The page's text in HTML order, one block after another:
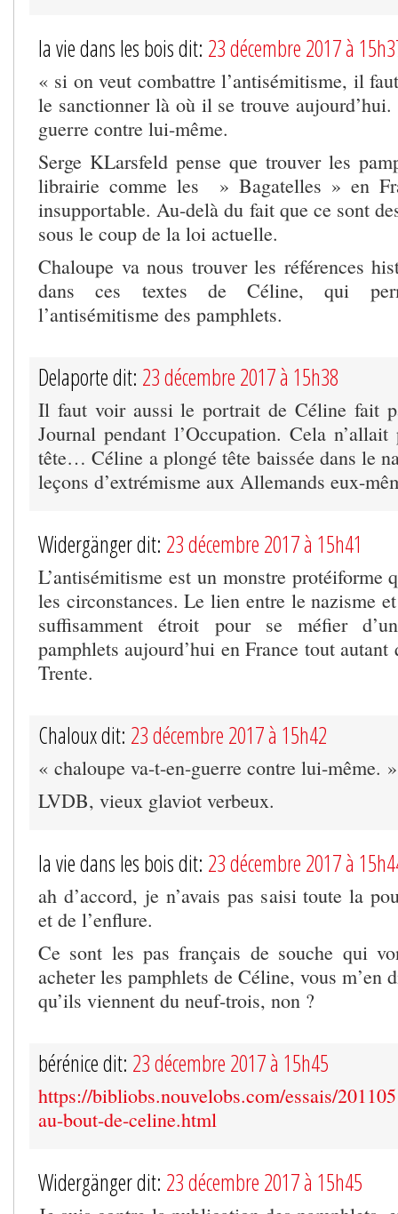
la vie dans les bois dit: 23 décembre 2017 à
« si on veut combattre l’antisémitisme, il
le sanctionner là où il se trouve
guerre contre lui-même.
Serge KLarsfeld pense que trouver les
librairie comme les » Bagatelles » en
insupportable. Au-delà du fait que ce sont
sous le coup de la loi actuelle.
Chaloupe va nous trouver les références
dans ces textes de Céline, qui
l’antisémitisme des pamphlets.
Delaporte dit: 23 décembre 2017 à 15h38
Il faut voir aussi le portrait de Céline fait
Journal pendant l’Occupation. Cela
tête… Céline a plongé tête baissée dans le
leçons d’extrémisme aux Allemands eux-
Widergänger dit: 23 décembre 2017 à 15h41
L’antisémitisme est un monstre protéiforme
les circonstances. Le lien entre le nazisme
suffisamment étroit pour se méfier
pamphlets aujourd’hui en France tout autant
Trente.
Chaloux dit: 23 décembre 2017 à 15h42
« chaloupe va-t-en-guerre contre lui-même. »
LVDB, vieux glaviot verbeux.
la vie dans les bois dit: 23 décembre 2017 à
ah d’accord, je n’avais pas saisi toute la
et de l’enflure.
Ce sont les pas français de souche qui
acheter les pamphlets de Céline, vous m’en
qu’ils viennent du neuf-trois, non ?
bérénice dit: 23 décembre 2017 à 15h45
https://bibliobs.nouvelobs.com/essais/
au-bout-de-celine.html
Widergänger dit: 23 décembre 2017 à 15h45